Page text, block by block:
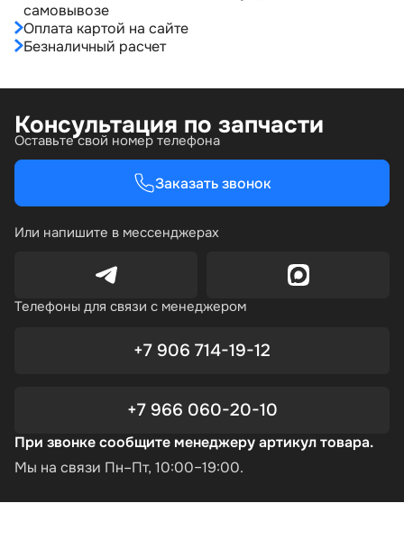
самовывозе
Оплата картой на сайте
Безналичный расчет
Консультация по запчасти
Оставьте свой номер телефона
Заказать звонок
Или напишите в мессенджерах
Телефоны для связи с менеджером
+7 906 714-19-12
+7 966 060-20-10
При звонке сообщите менеджеру артикул товара.
Мы на связи Пн–Пт, 10:00–19:00.